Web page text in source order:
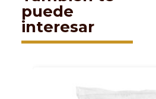
puede
interesar